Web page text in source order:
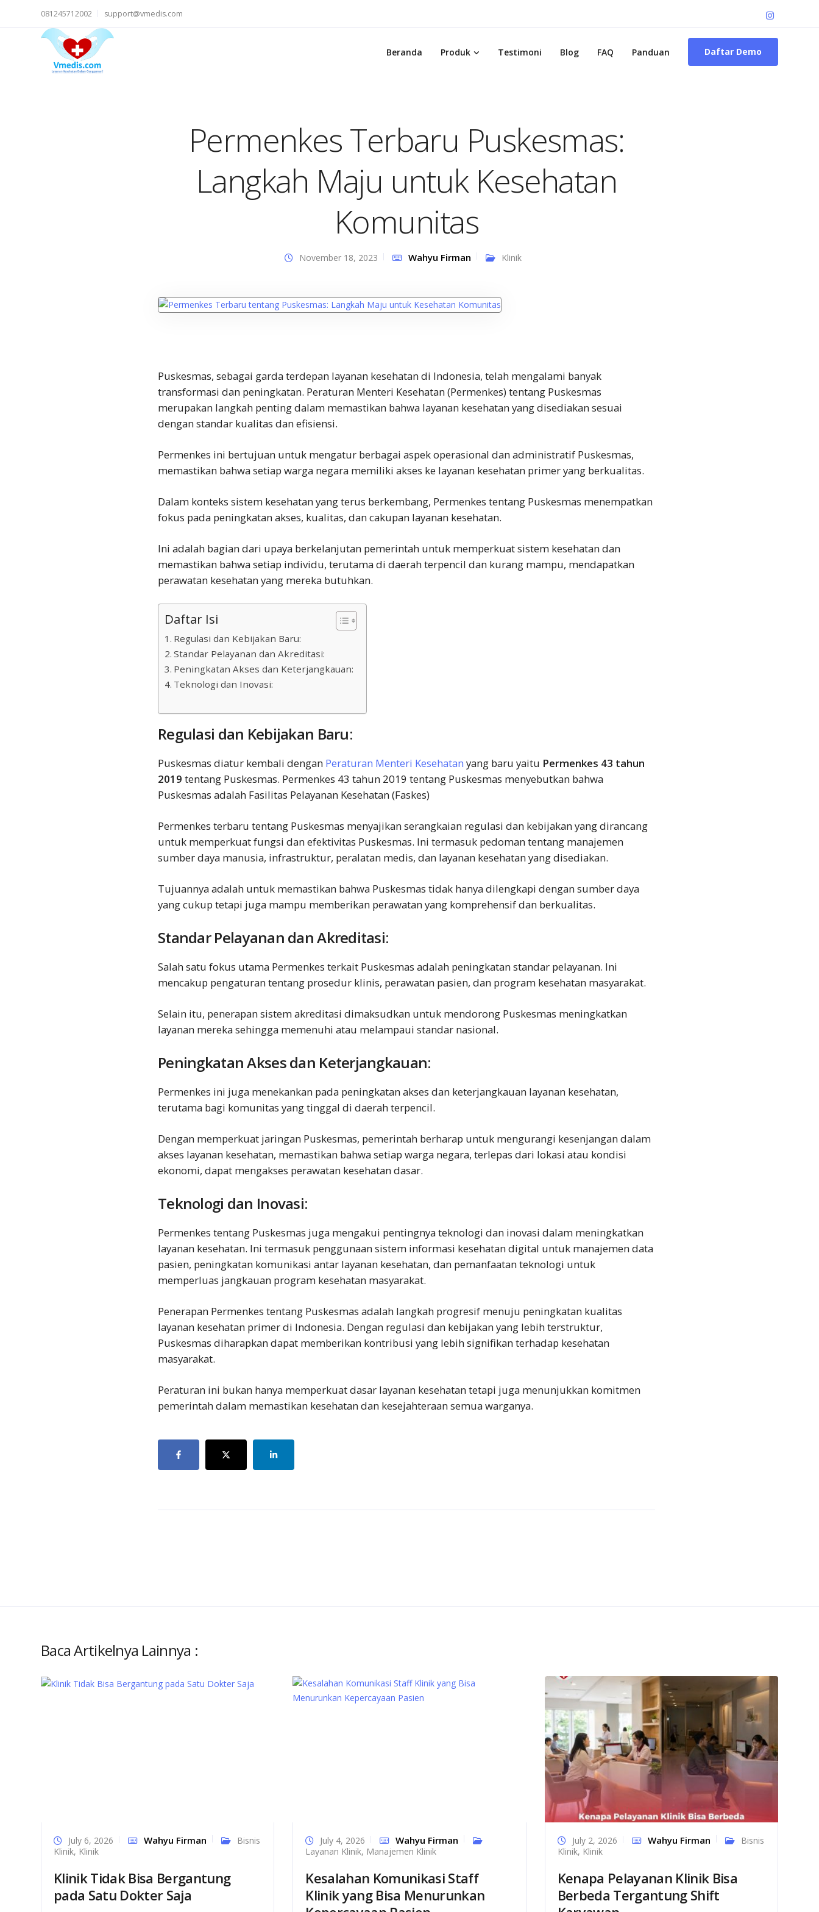
081245712002 support@vmedis.com
Beranda Produk Testimoni Blog FAQ Panduan Daftar Demo
Permenkes Terbaru Puskesmas:
Langkah Maju untuk Kesehatan
Komunitas
November 18, 2023 Wahyu Firman Klinik
Puskesmas, sebagai garda terdepan layanan kesehatan di Indonesia, telah mengalami banyak
transformasi dan peningkatan. Peraturan Menteri Kesehatan (Permenkes) tentang Puskesmas
merupakan langkah penting dalam memastikan bahwa layanan kesehatan yang disediakan sesuai
dengan standar kualitas dan efisiensi.
Permenkes ini bertujuan untuk mengatur berbagai aspek operasional dan administratif Puskesmas,
memastikan bahwa setiap warga negara memiliki akses ke layanan kesehatan primer yang berkualitas.
Dalam konteks sistem kesehatan yang terus berkembang, Permenkes tentang Puskesmas menempatkan
fokus pada peningkatan akses, kualitas, dan cakupan layanan kesehatan.
Ini adalah bagian dari upaya berkelanjutan pemerintah untuk memperkuat sistem kesehatan dan
memastikan bahwa setiap individu, terutama di daerah terpencil dan kurang mampu, mendapatkan
perawatan kesehatan yang mereka butuhkan.
Daftar Isi
Regulasi dan Kebijakan Baru:
Standar Pelayanan dan Akreditasi:
Peningkatan Akses dan Keterjangkauan:
Teknologi dan Inovasi:
Regulasi dan Kebijakan Baru:
Puskesmas diatur kembali dengan Peraturan Menteri Kesehatan yang baru yaitu Permenkes 43 tahun
2019 tentang Puskesmas. Permenkes 43 tahun 2019 tentang Puskesmas menyebutkan bahwa
Puskesmas adalah Fasilitas Pelayanan Kesehatan (Faskes)
Permenkes terbaru tentang Puskesmas menyajikan serangkaian regulasi dan kebijakan yang dirancang
untuk memperkuat fungsi dan efektivitas Puskesmas. Ini termasuk pedoman tentang manajemen
sumber daya manusia, infrastruktur, peralatan medis, dan layanan kesehatan yang disediakan.
Tujuannya adalah untuk memastikan bahwa Puskesmas tidak hanya dilengkapi dengan sumber daya
yang cukup tetapi juga mampu memberikan perawatan yang komprehensif dan berkualitas.
Standar Pelayanan dan Akreditasi:
Salah satu fokus utama Permenkes terkait Puskesmas adalah peningkatan standar pelayanan. Ini
mencakup pengaturan tentang prosedur klinis, perawatan pasien, dan program kesehatan masyarakat.
Selain itu, penerapan sistem akreditasi dimaksudkan untuk mendorong Puskesmas meningkatkan
layanan mereka sehingga memenuhi atau melampaui standar nasional.
Peningkatan Akses dan Keterjangkauan:
Permenkes ini juga menekankan pada peningkatan akses dan keterjangkauan layanan kesehatan,
terutama bagi komunitas yang tinggal di daerah terpencil.
Dengan memperkuat jaringan Puskesmas, pemerintah berharap untuk mengurangi kesenjangan dalam
akses layanan kesehatan, memastikan bahwa setiap warga negara, terlepas dari lokasi atau kondisi
ekonomi, dapat mengakses perawatan kesehatan dasar.
Teknologi dan Inovasi:
Permenkes tentang Puskesmas juga mengakui pentingnya teknologi dan inovasi dalam meningkatkan
layanan kesehatan. Ini termasuk penggunaan sistem informasi kesehatan digital untuk manajemen data
pasien, peningkatan komunikasi antar layanan kesehatan, dan pemanfaatan teknologi untuk
memperluas jangkauan program kesehatan masyarakat.
Penerapan Permenkes tentang Puskesmas adalah langkah progresif menuju peningkatan kualitas
layanan kesehatan primer di Indonesia. Dengan regulasi dan kebijakan yang lebih terstruktur,
Puskesmas diharapkan dapat memberikan kontribusi yang lebih signifikan terhadap kesehatan
masyarakat.
Peraturan ini bukan hanya memperkuat dasar layanan kesehatan tetapi juga menunjukkan komitmen
pemerintah dalam memastikan kesehatan dan kesejahteraan semua warganya.
Baca Artikelnya Lainnya :
July 6, 2026 Wahyu Firman
Bisnis
Klinik, Klinik
Klinik Tidak Bisa Bergantung
pada Satu Dokter Saja
July 4, 2026 Wahyu Firman
Layanan Klinik, Manajemen Klinik
Kesalahan Komunikasi Staff
Klinik yang Bisa Menurunkan
July 2, 2026 Wahyu Firman
Bisnis
Klinik, Klinik
Kenapa Pelayanan Klinik Bisa
Berbeda Tergantung Shift